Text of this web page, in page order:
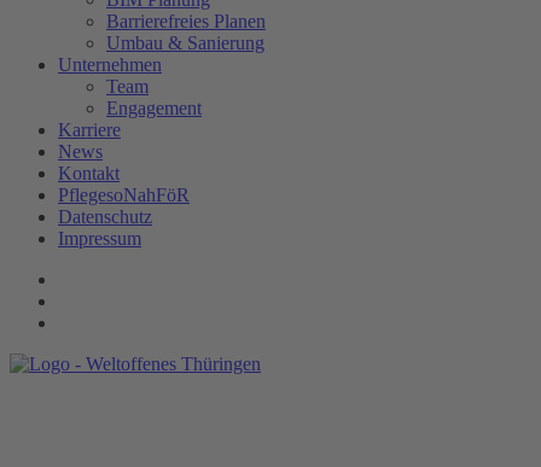
Barrierefreies Planen
Umbau & Sanierung
Unternehmen
Team
Engagement
Karriere
News
Kontakt
PflegesoNahFöR
Datenschutz
Impressum